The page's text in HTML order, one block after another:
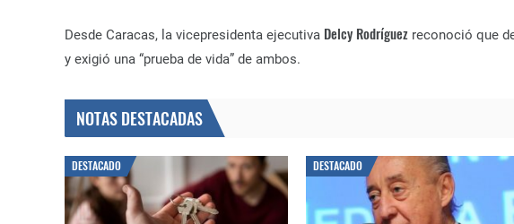
Desde Caracas, la vicepresidenta ejecutiva Delcy Rodríguez reconoció que
y exigió una “prueba de vida” de ambos.
NOTAS DESTACADAS
DESTACADO DESTACADO